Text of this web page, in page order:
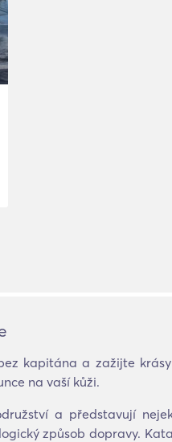
kapitána a zažijte
na vaší kůži.
a představují
způsob dopravy.